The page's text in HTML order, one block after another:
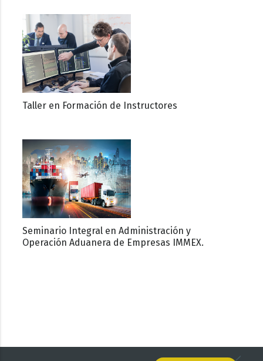
Taller en Formación de Instructores
Seminario Integral en Administración y
Operación Aduanera de Empresas IMMEX.